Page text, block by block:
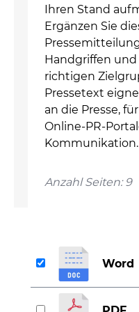
Ihren Stand
Ergänzen Sie
Handgriffen und
richtigen
Pressetext
an die Presse,
Online-PR-
Kommunikation.
Anzahl Seiten: 9
Word